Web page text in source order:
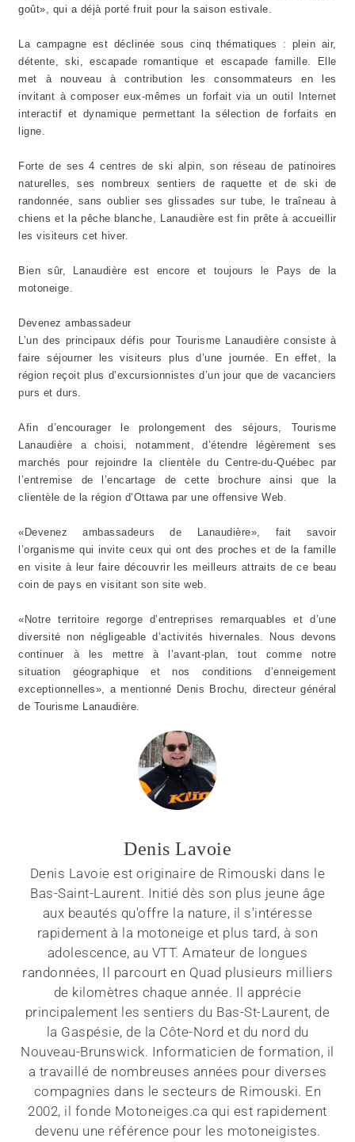
goût», qui a déjà porté fruit pour la saison estivale.
La campagne est déclinée sous cinq thématiques : plein air,
détente, ski, escapade romantique et escapade famille. Elle
met à nouveau à contribution les consommateurs en les
invitant à composer eux-mêmes un forfait via un outil Internet
interactif et dynamique permettant la sélection de forfaits en
ligne.
Forte de ses 4 centres de ski alpin, son réseau de patinoires
naturelles, ses nombreux sentiers de raquette et de ski de
randonnée, sans oublier ses glissades sur tube, le traîneau à
chiens et la pêche blanche, Lanaudière est fin prête à accueillir
les visiteurs cet hiver.
Bien sûr, Lanaudière est encore et toujours le Pays de la
motoneige.
Devenez ambassadeur
L’un des principaux défis pour Tourisme Lanaudière consiste à
faire séjourner les visiteurs plus d’une journée. En effet, la
région reçoit plus d’excursionnistes d’un jour que de vacanciers
purs et durs.
Afin d’encourager le prolongement des séjours, Tourisme
Lanaudière a choisi, notamment, d’étendre légèrement ses
marchés pour rejoindre la clientèle du Centre-du-Québec par
l’entremise de l’encartage de cette brochure ainsi que la
clientèle de la région d’Ottawa par une offensive Web.
«Devenez ambassadeurs de Lanaudière», fait savoir
l’organisme qui invite ceux qui ont des proches et de la famille
en visite à leur faire découvrir les meilleurs attraits de ce beau
coin de pays en visitant son site web.
«Notre territoire regorge d’entreprises remarquables et d’une
diversité non négligeable d’activités hivernales. Nous devons
continuer à les mettre à l’avant-plan, tout comme notre
situation géographique et nos conditions d’enneigement
exceptionnelles», a mentionné Denis Brochu, directeur général
de Tourisme Lanaudière.
Denis Lavoie
Denis Lavoie est originaire de Rimouski dans le
Bas-Saint-Laurent. Initié dès son plus jeune âge
aux beautés qu'offre la nature, il s'intéresse
rapidement à la motoneige et plus tard, à son
adolescence, au VTT. Amateur de longues
randonnées, Il parcourt en Quad plusieurs milliers
de kilomètres chaque année. Il apprécie
principalement les sentiers du Bas-St-Laurent, de
la Gaspésie, de la Côte-Nord et du nord du
Nouveau-Brunswick. Informaticien de formation, il
a travaillé de nombreuses années pour diverses
compagnies dans le secteurs de Rimouski. En
2002, il fonde Motoneiges.ca qui est rapidement
devenu une référence pour les motoneigistes.